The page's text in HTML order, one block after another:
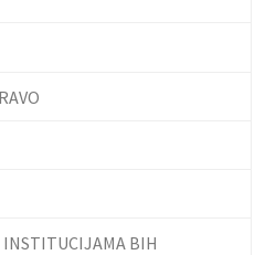
INSTITUCIJAMA BIH